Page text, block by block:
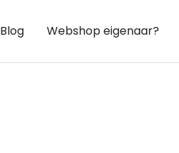
Blog Webshop eigenaar?